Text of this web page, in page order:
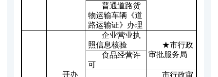
普通道路货
物运输车辆《道
路运输证》办理
开办
企业营业执
照信息核验
★市行政
审批服务局
食品经营许
可
市行政审